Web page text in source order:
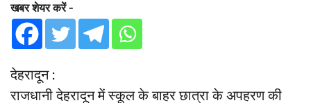
खबर शेयर करें -
देहरादून :
राजधानी देहरादून में स्कूल के बाहर छात्रा के अपहरण की